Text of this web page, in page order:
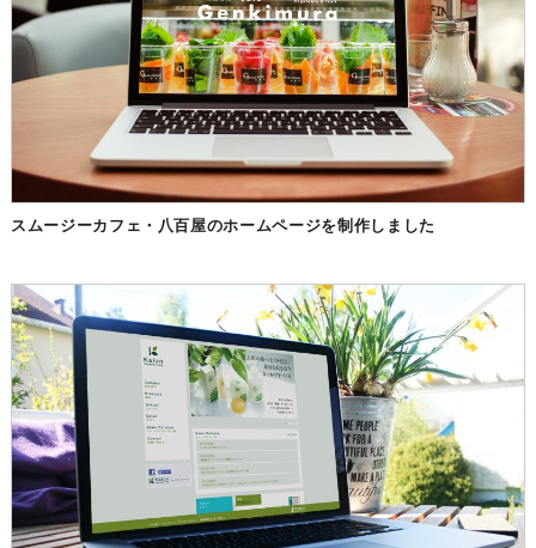
スムージーカフェ・八百屋のホームページを制作しました